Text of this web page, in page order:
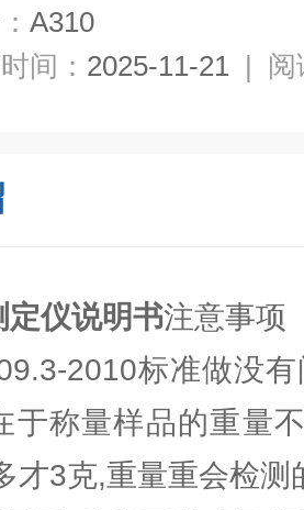
A310
间： 2025-11-21 | 阅
定仪说明书注意事项
2010标准做没
于称量样品的重量
才3克,重量重会检测